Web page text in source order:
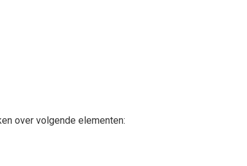
over volgende elementen: